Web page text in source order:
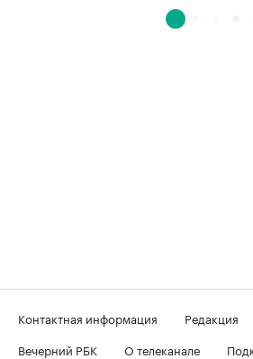
Контактная информация Редакция
Вечерний РБК
О телеканале